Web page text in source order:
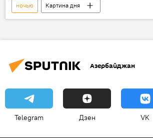
ночью
Картина дня
Национальный департамент гидрометеорологии
осадки
Азербайджан
Telegram Дзен VK